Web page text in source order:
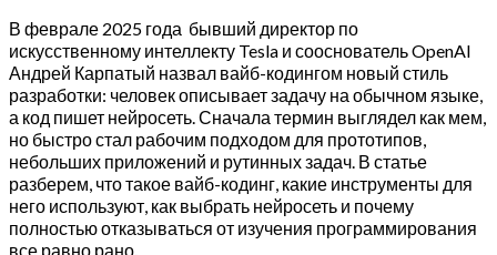
В феврале 2025 года бывший директор по
искусственному интеллекту Tesla и сооснователь OpenAI
Андрей Карпатый назвал вайб-кодингом новый стиль
разработки: человек описывает задачу на обычном языке,
а код пишет нейросеть. Сначала термин выглядел как мем,
но быстро стал рабочим подходом для прототипов,
небольших приложений и рутинных задач. В статье
разберем, что такое вайб-кодинг, какие инструменты для
него используют, как выбрать нейросеть и почему
полностью отказываться от изучения программирования
все равно рано.